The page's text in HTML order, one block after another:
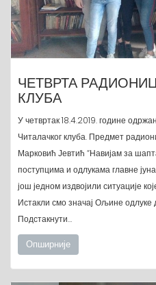
ЧЕТВРТА
КЛУБА
У четвртак 18.4.2019. године
Читалачког клуба. Предмет
Марковић Јевтић “Навијам за
поступцима и одлукама главне
још једном издвојили ситуације
Истакли смо значај Ољине одлуке
Подстакнути…
Опширније